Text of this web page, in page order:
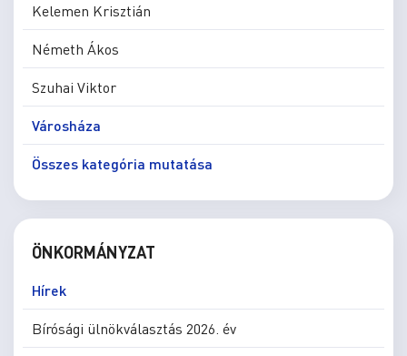
Kelemen Krisztián
Németh Ákos
Szuhai Viktor
Városháza
Összes kategória mutatása
ÖNKORMÁNYZAT
Hírek
Bírósági ülnökválasztás 2026. év